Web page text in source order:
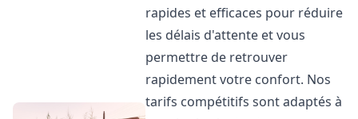
rapides et efficaces pour réduire
les délais d'attente et vous
permettre de retrouver
rapidement votre confort. Nos
tarifs compétitifs sont adaptés à